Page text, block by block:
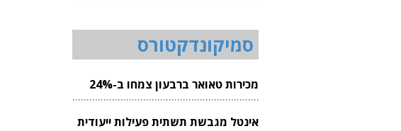
סמיקונדקטורס
מכירות טאואר ברבעון צמחו ב-24%
אינטל מגבשת תשתית פעילות ייעודית